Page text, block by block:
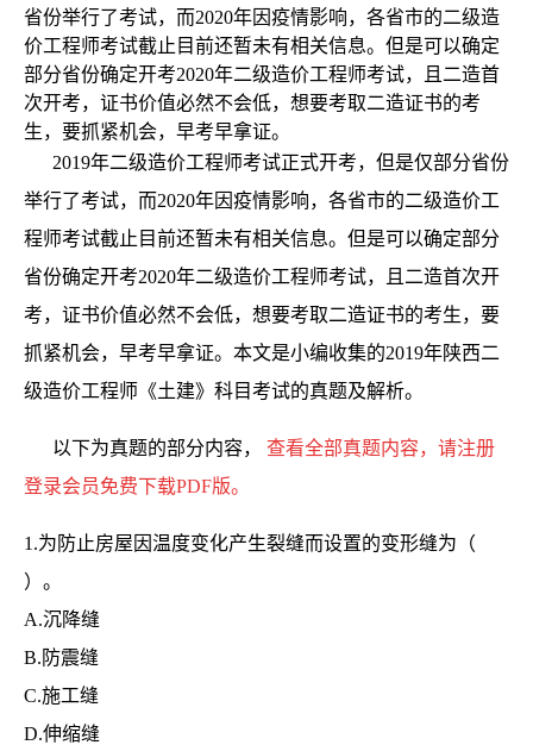
省份举行了考试，而2020年因疫情影响，各省市的二级造
价工程师考试截止目前还暂未有相关信息。但是可以确定
部分省份确定开考2020年二级造价工程师考试，且二造首
次开考，证书价值必然不会低，想要考取二造证书的考
生，要抓紧机会，早考早拿证。
2019年二级造价工程师考试正式开考，但是仅部分省份
举行了考试，而2020年因疫情影响，各省市的二级造价工
程师考试截止目前还暂未有相关信息。但是可以确定部分
省份确定开考2020年二级造价工程师考试，且二造首次开
考，证书价值必然不会低，想要考取二造证书的考生，要
抓紧机会，早考早拿证。本文是小编收集的2019年陕西二
级造价工程师《土建》科目考试的真题及解析。
以下为真题的部分内容， 查看全部真题内容，请注册
登录会员免费下载PDF版。
1.为防止房屋因温度变化产生裂缝而设置的变形缝为（
）。
A.沉降缝
B.防震缝
C.施工缝
D.伸缩缝